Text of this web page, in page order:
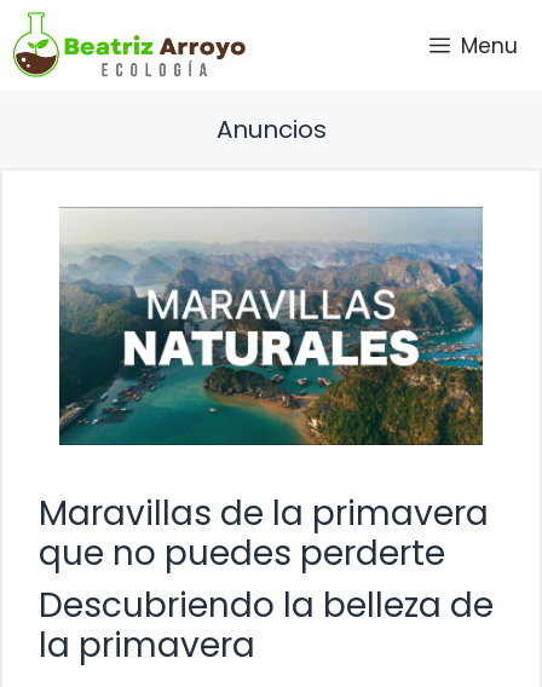
Saltar
al
contenido
Menu
Anuncios
Maravillas de la primavera
que no puedes perderte
Descubriendo la belleza de
la primavera